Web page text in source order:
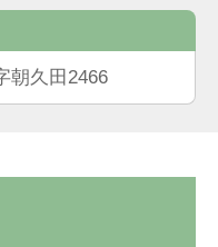
朝久田2466